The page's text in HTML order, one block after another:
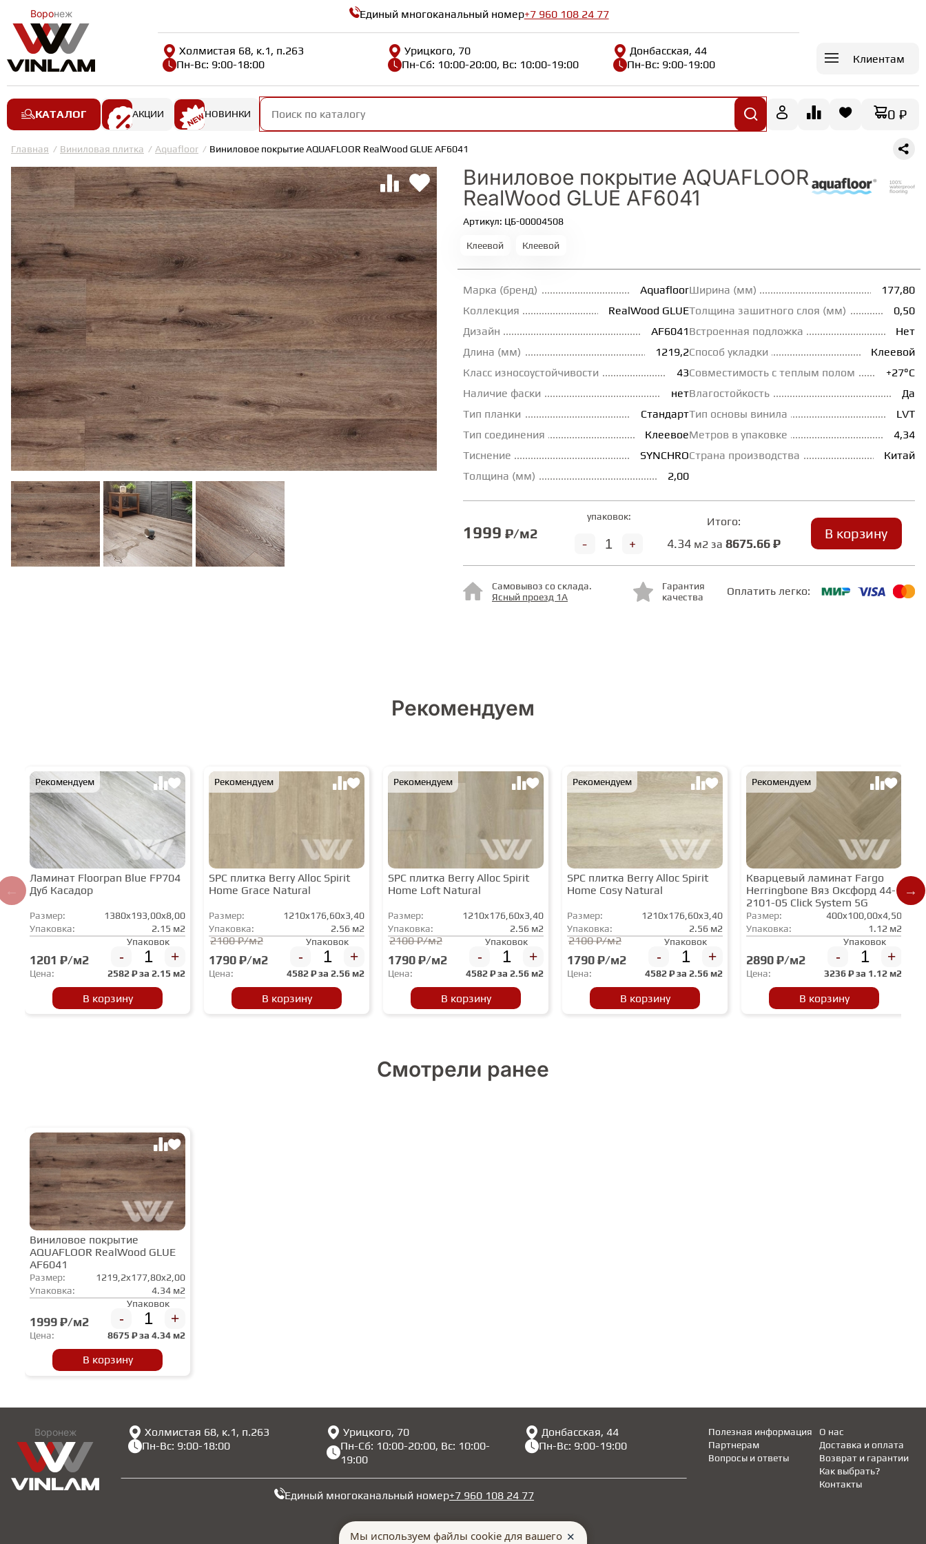
Воронеж Единый многоканальный номер+7 960 108 24 77
Холмистая 68, к.1, п.263
Пн-Вс: 9:00-18:00
Урицкого, 70
Пн-Сб: 10:00-20:00, Вс: 10:00-19:00
Донбасская, 44
Пн-Вс: 9:00-19:00
Клиентам
КАТАЛОГ АКЦИИ НОВИНКИ 0 ₽
Главная Виниловая плитка Aquafloor Виниловое покрытие AQUAFLOOR RealWood GLUE AF6041
Виниловое покрытие AQUAFLOOR
RealWood GLUE AF6041
Артикул: ЦБ-00004508
Клеевой Клеевой
Марка (бренд)
Aquafloor
Коллекция
RealWood GLUE
Дизайн
AF6041
Длина (мм)
1219,2
Класс износоустойчивости
43
Наличие фаски
нет
Тип планки
Стандарт
Тип соединения
Клеевое
Тиснение
SYNCHRO
Толщина (мм)
2,00
Ширина (мм)
177,80
Толщина зашитного слоя (мм)
0,50
Встроенная подложка
Нет
Способ укладки
Клеевой
Совместимость с теплым полом
+27°С
Влагостойкость
Да
Тип основы винила
LVT
Метров в упаковке
4,34
Страна производства
Китай
1999 ₽/м2
упаковок:
+
-
Итого:
4.34 м2 за8675.66 ₽
В корзину
Самовывоз со склада.
Ясный проезд 1А
Гарантия
качества
Оплатить легко:
Рекомендуем
Рекомендуем
Ламинат Floorpan Blue FP704
Дуб Касадор
Размер:
1380x193,00x8,00
Упаковка:
2.15 м2
1201 ₽/м2
Упаковок
- +
Цена: 2582₽ за 2.15 м2
В корзину
Рекомендуем
SPC плитка Berry Alloc Spirit
Home Grace Natural
Размер:
1210x176,60x3,40
Упаковка:
2.56 м2
2100 ₽/м2
1790 ₽/м2
Упаковок
- +
Цена: 4582₽ за 2.56 м2
В корзину
Рекомендуем
SPC плитка Berry Alloc Spirit
Home Loft Natural
Размер:
1210x176,60x3,40
Упаковка:
2.56 м2
2100 ₽/м2
1790 ₽/м2
Упаковок
- +
Цена: 4582₽ за 2.56 м2
В корзину
Рекомендуем
SPC плитка Berry Alloc Spirit
Home Cosy Natural
Размер:
1210x176,60x3,40
Упаковка:
2.56 м2
2100 ₽/м2
1790 ₽/м2
Упаковок
- +
Цена: 4582₽ за 2.56 м2
В корзину
Рекомендуем
Кварцевый ламинат Fargo
Herringbone Вяз Оксфорд 44-
2101-05 Click System 5G
Размер:
400x100,00x4,50
Упаковка:
1.12 м2
2890 ₽/м2
Упаковок
- +
Цена: 3236₽ за 1.12 м2
В корзину
Смотрели ранее
Виниловое покрытие
AQUAFLOOR RealWood GLUE
AF6041
Размер:
1219,2x177,80x2,00
Упаковка:
4.34 м2
1999 ₽/м2
Упаковок
- +
Цена: 8675 ₽ за 4.34 м2
В корзину
Воронеж
Холмистая 68, к.1, п.263
Пн-Вс: 9:00-18:00
Урицкого, 70
Пн-Сб: 10:00-20:00, Вс: 10:00-
19:00
Донбасская, 44
Пн-Вс: 9:00-19:00
Единый многоканальный номер+7 960 108 24 77
Полезная информация
Партнерам
Вопросы и ответы
Доставка и оплата
Возврат и гарантии
Как выбрать?
О нас
Контакты
Мы используем файлы cookie для вашего ✕